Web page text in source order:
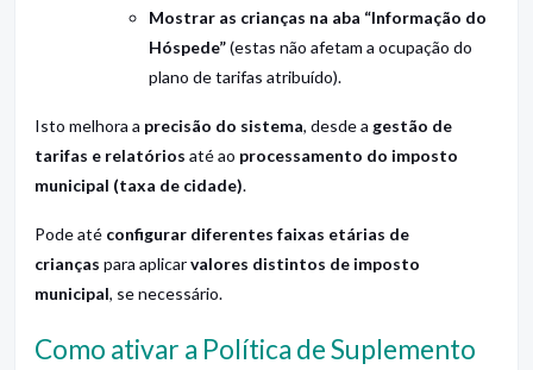
Mostrar as crianças na aba “Informação do
Hóspede”(estas não afetam a ocupação do
plano de tarifas atribuído).
Isto melhora a precisão do sistema, desde a gestão de
tarifas e relatórios até ao processamento do imposto
municipal (taxa de cidade).
Pode até configurar diferentes faixas etárias de
crianças para aplicarvalores distintos de imposto
municipal, se necessário.
Como ativar a Política de Suplemento